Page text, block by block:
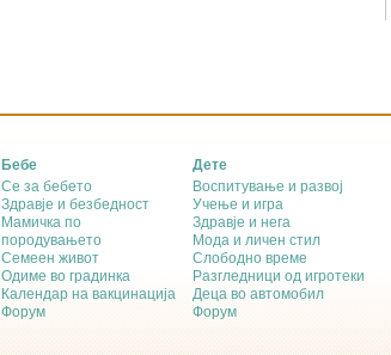
Бебе
Се за бебето
Здравје и безбедност
Мамичка по
породувањето
Семеен живот
Одиме во градинка
Календар на вакцинација
Форум
Дете
Воспитување и развој
Учење и игра
Здравје и нега
Мода и личен стил
Слободно време
Разгледници од игротеки
Деца во автомобил
Форум